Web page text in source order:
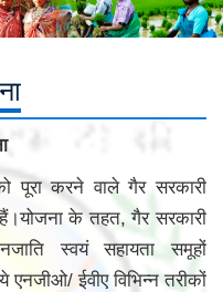
पूरा करने वाले गैर सरकारी
के तहत, गैर सरकारी
स्वयं सहायता समूहों
ईवीए विभिन्न तरीकों